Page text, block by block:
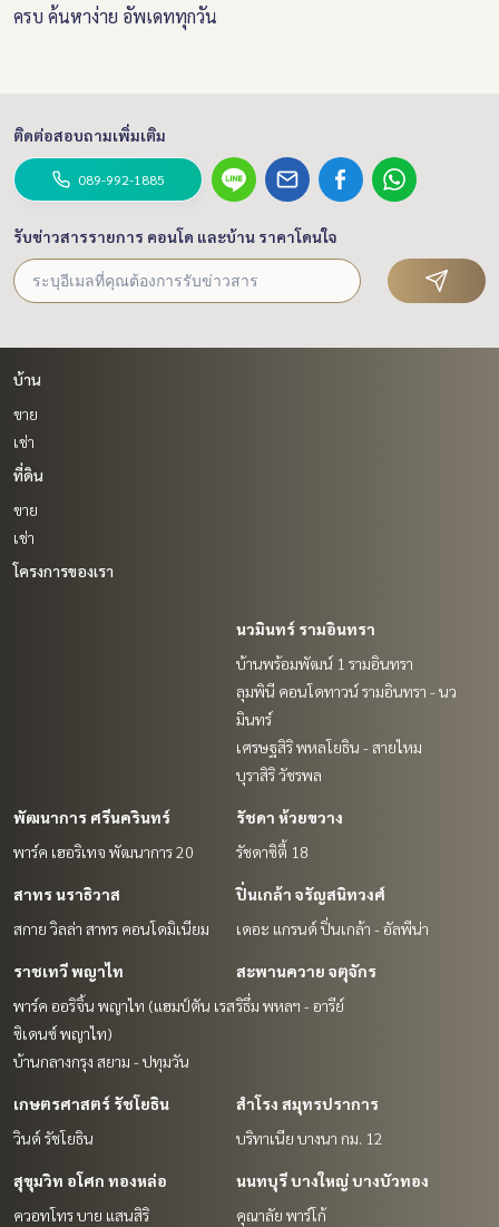
ครบ ค้นหาง่าย อัพเดททุกวัน
ติดต่อสอบถามเพิ่มเติม
089-992-1885
รับข่าวสารรายการ คอนโด และบ้าน ราคาโดนใจ
บ้าน
ขาย
เช่า
ที่ดิน
ขาย
เช่า
โครงการของเรา
นวมินทร์ รามอินทรา
บ้านพร้อมพัฒน์ 1 รามอินทรา
ลุมพินี คอนโดทาวน์ รามอินทรา - นว
มินทร์
เศรษฐสิริ พหลโยธิน - สายไหม
บุราสิริ วัชรพล
พัฒนาการ ศรีนครินทร์
พาร์ค เฮอริเทจ พัฒนาการ 20
รัชดา ห้วยขวาง
รัชดาซิตี้ 18
สาทร นราธิวาส
สกาย วิลล่า สาทร คอนโดมิเนียม
ปิ่นเกล้า จรัญสนิทวงศ์
เดอะ แกรนด์ ปิ่นเกล้า - อัลพีน่า
ราชเทวี พญาไท
พาร์ค ออริจิ้น พญาไท (แฮมป์ตัน เรส
ซิเดนซ์ พญาไท)
บ้านกลางกรุง สยาม - ปทุมวัน
สะพานควาย จตุจักร
ริธึ่ม พหลฯ - อารีย์
เกษตรศาสตร์ รัชโยธิน
วินด์ รัชโยธิน
สำโรง สมุทรปราการ
บริทาเนีย บางนา กม. 12
สุขุมวิท อโศก ทองหล่อ
ควอทโทร บาย แสนสิริ
นนทบุรี บางใหญ่ บางบัวทอง
คุณาลัย พาร์โก้